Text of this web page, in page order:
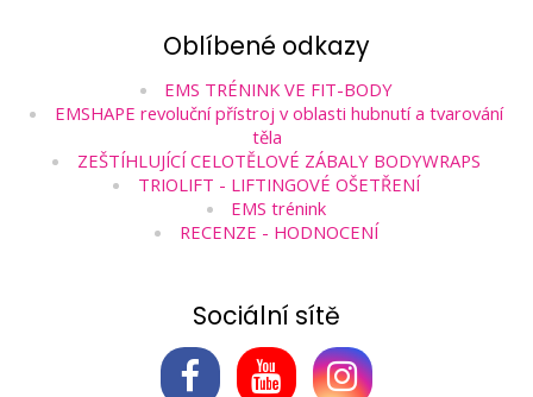
Oblíbené odkazy
EMS TRÉNINK VE FIT-BODY
EMSHAPE revoluční přístroj v oblasti hubnutí a tvarování
těla
ZEŠTÍHLUJÍCÍ CELOTĚLOVÉ ZÁBALY BODYWRAPS
TRIOLIFT - LIFTINGOVÉ OŠETŘENÍ
EMS trénink
RECENZE - HODNOCENÍ
Sociální sítě